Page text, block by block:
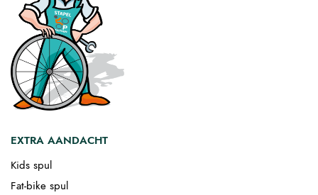
EXTRA AANDACHT
Kids spul
Fat-bike spul